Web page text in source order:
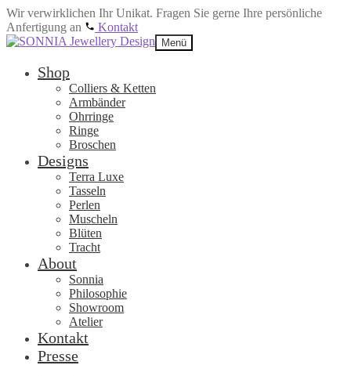
Wir verwirklichen Ihr Unikat. Fragen Sie gerne Ihre persönliche
Anfertigung an
Kontakt
Zur
springen
Zum
springen
Menü
Shop
Colliers & Ketten
Armbänder
Ohrringe
Ringe
Broschen
Designs
Terra Luxe
Tasseln
Perlen
Muscheln
Blüten
Tracht
About
Sonnia
Philosophie
Showroom
Atelier
Kontakt
Presse